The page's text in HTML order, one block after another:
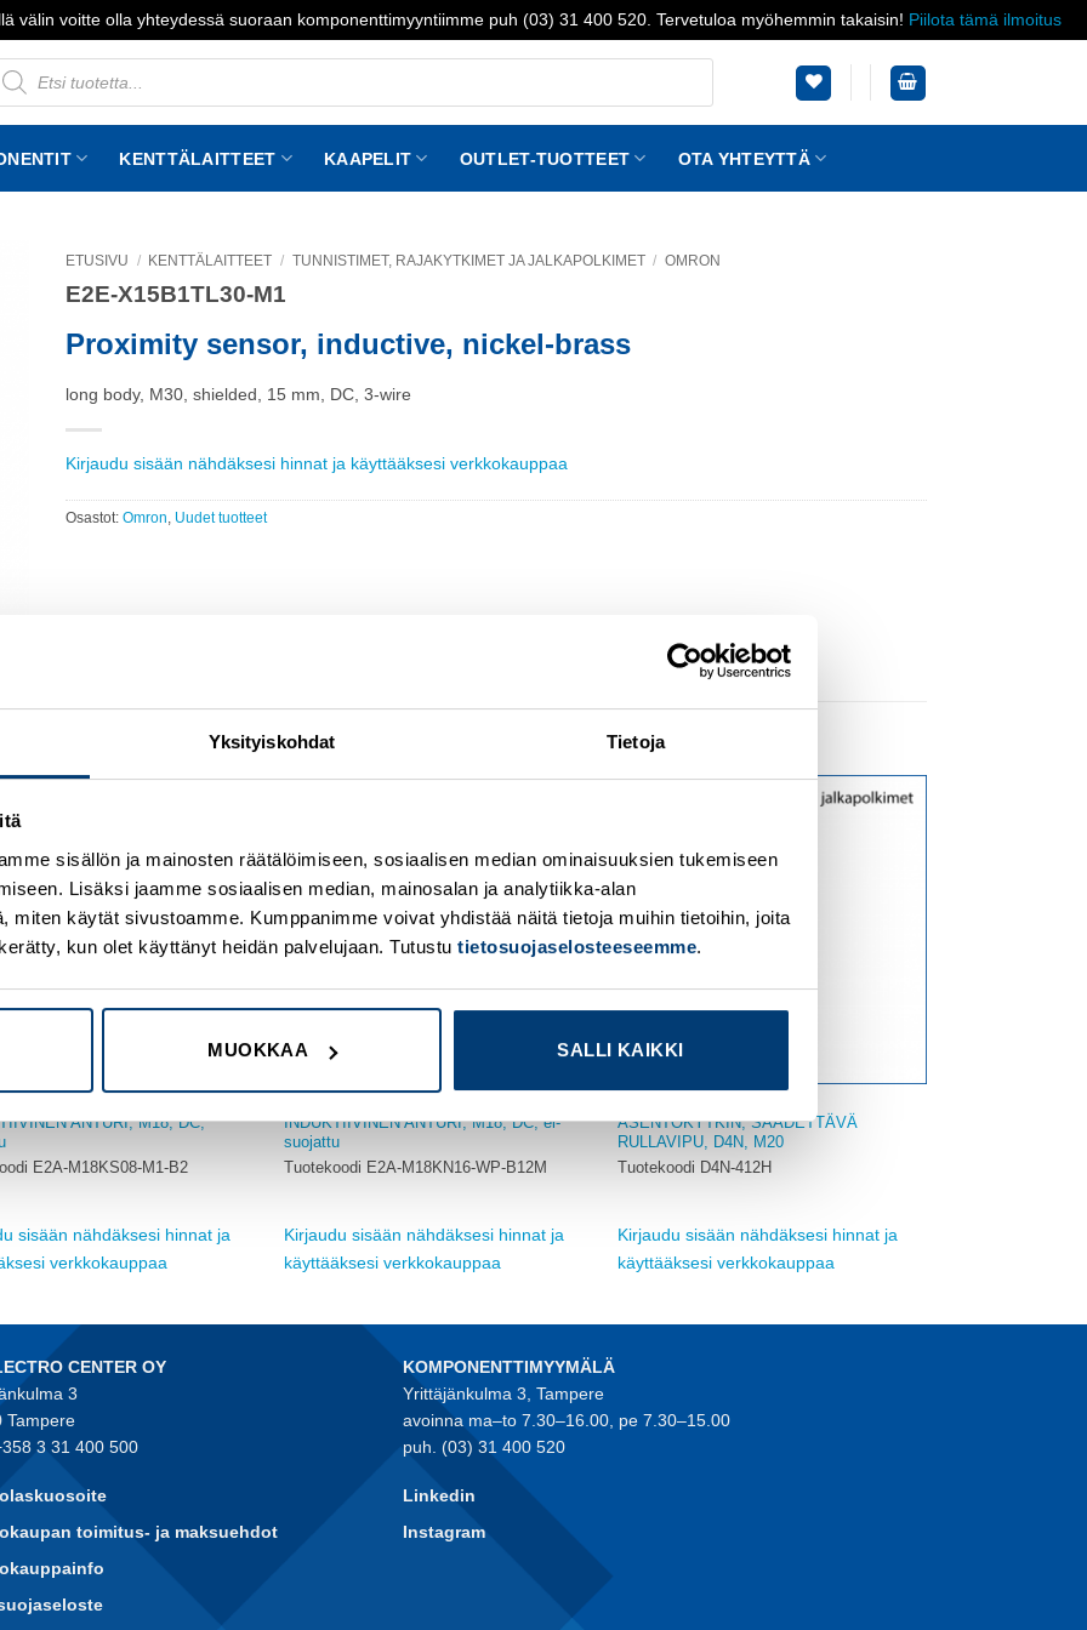
Yksityiskohdat Tietoja
sisällön ja mainosten räätälöimiseen, sosiaalisen median ominaisuuksien tukemiseen
Lisäksi jaamme sosiaalisen median, mainosalan ja analytiikka-alan
miten käytät sivustoamme. Kumppanimme voivat yhdistää näitä tietoja muihin tietoihin, joita
kun olet käyttänyt heidän palvelujaan. Tutustu tietosuojaselosteeseemme.
MUOKKAA SALLI KAIKKI
välin voitte olla yhteydessä suoraan komponenttimyyntiimme puh (03) 31 400 520. Tervetuloa myöhemmin takaisin! Piilota tämä ilmoitus
KENTTÄLAITTEET KAAPELIT OUTLET-TUOTTEET OTA YHTEYTTÄ
ETUSIVU / KENTTÄLAITTEET / TUNNISTIMET, RAJAKYTKIMET JA JALKAPOLKIMET / OMRON
E2E-X15B1TL30-M1
Proximity sensor, inductive, nickel-brass
long body, M30, shielded, 15 mm, DC, 3-wire
Kirjaudu sisään nähdäksesi hinnat ja käyttääksesi verkkokauppaa
Osastot: Omron Uudet tuotteet
wishlist
ANTURI, M18, DC,
E2A-M18KS08-M1-B2
sisään nähdäksesi hinnat ja
verkkokauppaa
wishlist
INDUKTIIVINEN ANTURI, M18, DC, ei-
suojattu
Tuotekoodi E2A-M18KN16-WP-B12M
Kirjaudu sisään nähdäksesi hinnat ja
käyttääksesi verkkokauppaa
ASENTOKYTKIN, SÄÄDETTÄVÄ
RULLAVIPU, D4N, M20
Tuotekoodi D4N-412H
Kirjaudu sisään nähdäksesi hinnat ja
käyttääksesi verkkokauppaa
CENTER OY
3
Tampere
3 31 400 500
toimitus- ja maksuehdot
KOMPONENTTIMYYMÄLÄ
Yrittäjänkulma 3, Tampere
avoinna ma–to 7.30–16.00, pe 7.30–15.00
puh. (03) 31 400 520
Linkedin
Instagram